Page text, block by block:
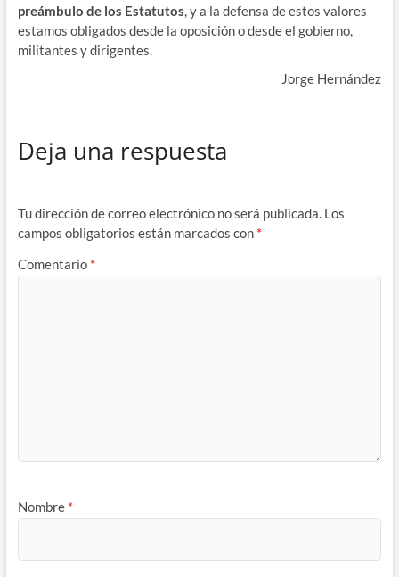
preámbulo de los Estatutos, y a la defensa de estos valores
estamos obligados desde la oposición o desde el gobierno,
militantes y dirigentes.
Jorge Hernández
Deja una respuesta
Tu dirección de correo electrónico no será publicada. Los
campos obligatorios están marcados con *
Comentario *
Nombre *